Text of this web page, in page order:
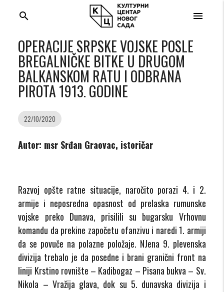
menu
search
OPERACIJE SRPSKE VOJSKE POSLE
BREGALNIČKE BITKE U DRUGOM
BALKANSKOM RATU I ODBRANA
PIROTA 1913. GODINE
22/10/2020
Autor: msr Srđan Graovac, istoričar
Razvoj opšte ratne situacije, naročito porazi 4. i 2.
armije i neposredna opasnost od prelaska rumunske
vojske preko Dunava, prisilili su bugarsku Vrhovnu
komandu da prekine započetu ofanzivu i naredi 1. armiji
da se povuče na polazne položaje. NJena 9. plevenska
divizija trebalo je da posedne i brani granični front na
liniji Krstino rovnište – Kadibogaz – Pisana bukva – Sv.
Nikola – Vražija glava, dok su 5. dunavska divizija i